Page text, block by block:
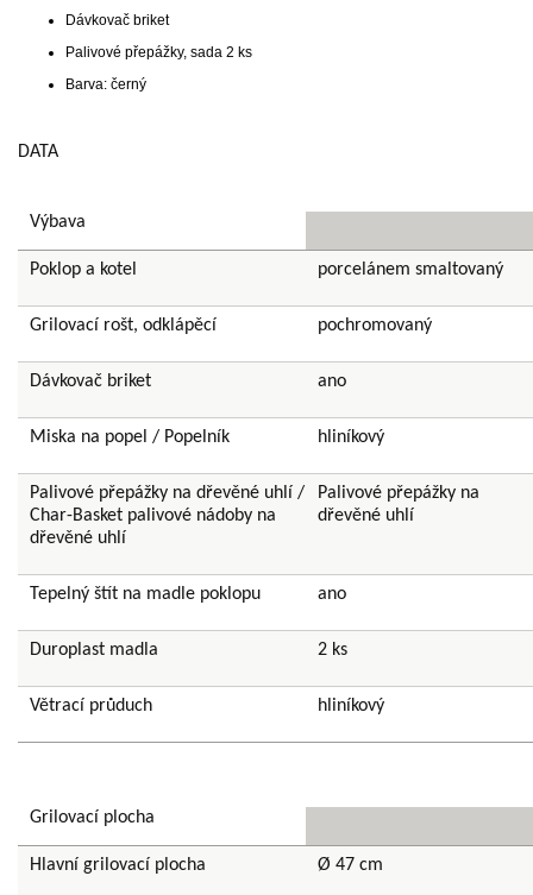
Dávkovač briket
Palivové přepážky, sada 2 ks
Barva: černý
DATA
Výbava
Poklop a kotel porcelánem smaltovaný
Grilovací rošt, odklápěcí pochromovaný
Dávkovač briket ano
Miska na popel / Popelník hliníkový
Palivové přepážky na dřevěné uhlí /
Char-Basket palivové nádoby na
dřevěné uhlí
Palivové přepážky na
dřevěné uhlí
Tepelný štít na madle poklopu ano
Duroplast madla 2 ks
Větrací průduch hliníkový
Grilovací plocha
Hlavní grilovací plocha Ø 47 cm